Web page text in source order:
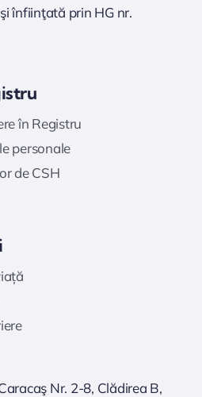
înfiinţată prin HG nr.
în Registru
personale
de CSH
Nr. 2-8, Clădirea B,